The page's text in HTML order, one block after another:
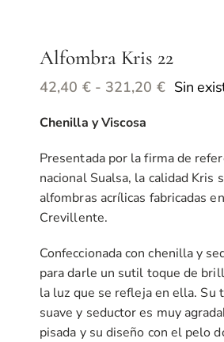
Alfombra Kris 22
42,40 € - 321,20 €Rango
42,40 €
hasta
321,20 €
Sin
Chenilla y Viscosa
Presentada por la firma de
nacional Sualsa, la calidad Kris
alfombras acrílicas fabricadas en
Crevillente.
Confeccionada con chenilla y
para darle un sutil toque de
la luz que se refleja en ella. Su
suave y seductor es muy
pisada y su diseño con el pelo